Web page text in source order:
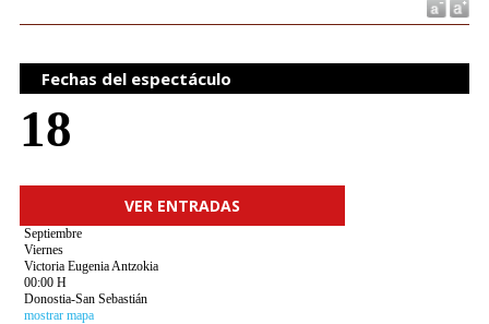
Fechas del espectáculo
18
VER ENTRADAS
Septiembre
Viernes
Victoria Eugenia Antzokia
00:00 H
Donostia-San Sebastián
mostrar mapa